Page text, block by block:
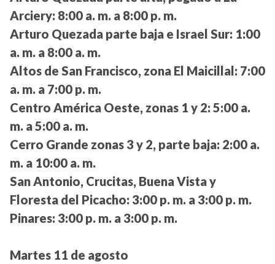
Arciery: 8:00 a. m. a 8:00 p. m.
Arturo Quezada parte baja e Israel Sur: 1:00
a. m. a 8:00 a. m.
Altos de San Francisco, zona El Maicillal: 7:00
a. m. a 7:00 p. m.
Centro América Oeste, zonas 1 y 2: 5:00 a.
m. a 5:00 a. m.
Cerro Grande zonas 3 y 2, parte baja: 2:00 a.
m. a 10:00 a. m.
San Antonio, Crucitas, Buena Vista y
Floresta del Picacho: 3:00 p. m. a 3:00 p. m.
Pinares: 3:00 p. m. a 3:00 p. m.
Martes 11 de agosto